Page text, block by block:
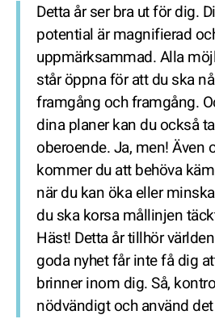
Detta år ser bra ut för dig.
potential är magnifierad
uppmärksammad. Alla
står öppna för att du ska nå
framgång och framgång.
dina planer kan du också
oberoende. Ja, men! Även
kommer du att behöva
när du kan öka eller
du ska korsa mållinjen
Häst! Detta år tillhör
goda nyhet får inte få dig
brinner inom dig. Så,
nödvändigt och använd